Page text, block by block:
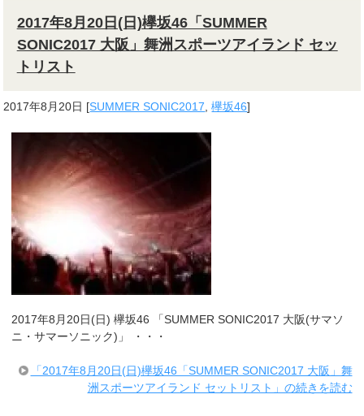
2017年8月20日(日)欅坂46「SUMMER
SONIC2017 大阪」舞洲スポーツアイランド セッ
トリスト
2017年8月20日 [SUMMER SONIC2017 ,欅坂46]
2017年8月20日(日) 欅坂46 「SUMMER SONIC2017 大阪(サマソ
ニ・サマーソニック)」 ・・・
「2017年8月20日(日)欅坂46「SUMMER SONIC2017 大阪」舞
洲スポーツアイランド セットリスト」の続きを読む